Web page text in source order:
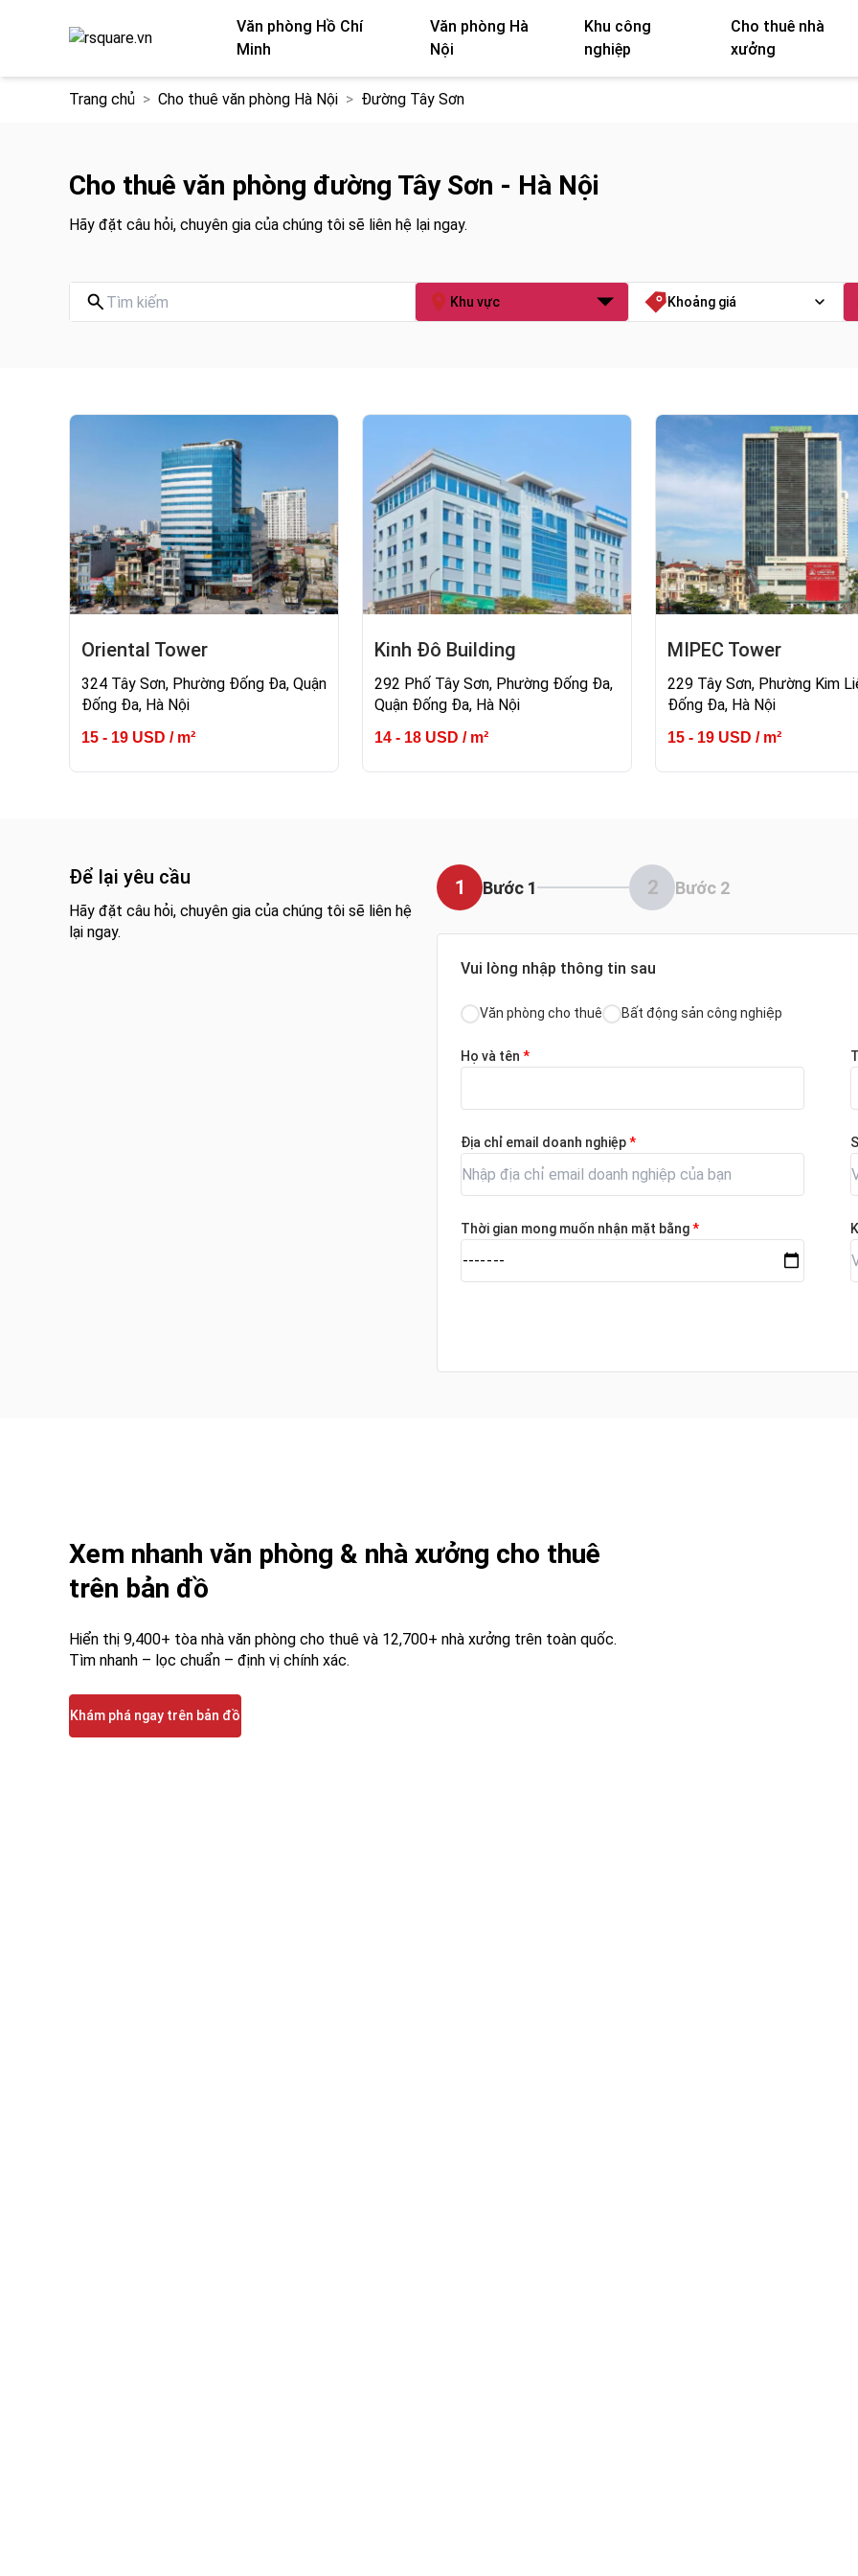
Văn phòng Hồ Chí
Minh
Văn phòng Hà
Nội
Khu công
nghiệp
Cho thuê nhà
xưởng
Trang chủ Cho thuê văn phòng Hà Nội Đường Tây Sơn
Cho thuê văn phòng đường Tây Sơn - Hà Nội
Hãy đặt câu hỏi, chuyên gia của chúng tôi sẽ liên hệ lại ngay.
Khu vực Khoảng giá
Oriental Tower
324 Tây Sơn, Phường Đống Đa, Quận
Đống Đa, Hà Nội
15 - 19 USD / m²
Kinh Đô Building
292 Phố Tây Sơn, Phường Đống Đa,
Quận Đống Đa, Hà Nội
14 - 18 USD / m²
MIPEC Tower
229 Tây Sơn, Phường Kim
Đống Đa, Hà Nội
15 - 19 USD / m²
Để lại yêu cầu
Hãy đặt câu hỏi, chuyên gia của chúng tôi sẽ liên hệ
lại ngay.
1 Bước 1 2 Bước 2
Vui lòng nhập thông tin sau
Văn phòng cho thuê Bất động sản công nghiệp
Họ và tên *
Địa chỉ email doanh nghiệp*
Thời gian mong muốn nhận mặt bằng*
Xem nhanh văn phòng & nhà xưởng cho thuê
trên bản đồ
Hiển thị 9,400+ tòa nhà văn phòng cho thuê và 12,700+ nhà xưởng trên toàn quốc.
Tìm nhanh – lọc chuẩn – định vị chính xác.
Khám phá ngay trên bản đồ